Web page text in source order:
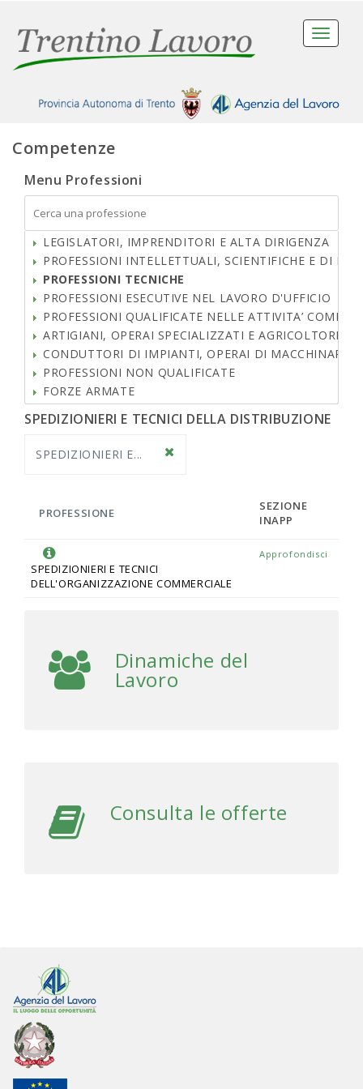
Toggle
Competenze
Menu Professioni
LEGISLATORI, IMPRENDITORI E ALTA DIRIGENZA
PROFESSIONI INTELLETTUALI, SCIENTIFICHE E DI
PROFESSIONI TECNICHE
PROFESSIONI ESECUTIVE NEL LAVORO D'UFFICIO
PROFESSIONI QUALIFICATE NELLE ATTIVITA’
ARTIGIANI, OPERAI SPECIALIZZATI E AGRICOLTORI
CONDUTTORI DI IMPIANTI, OPERAI DI MACCHINARI
PROFESSIONI NON QUALIFICATE
FORZE ARMATE
SPEDIZIONIERI E TECNICI DELLA DISTRIBUZIONE
SPEDIZIONIERI E...
PROFESSIONE
SEZIONE
INAPP
SPEDIZIONIERI E TECNICI
DELL'ORGANIZZAZIONE COMMERCIALE
Approfondisci
Dinamiche del
Lavoro
Consulta le offerte